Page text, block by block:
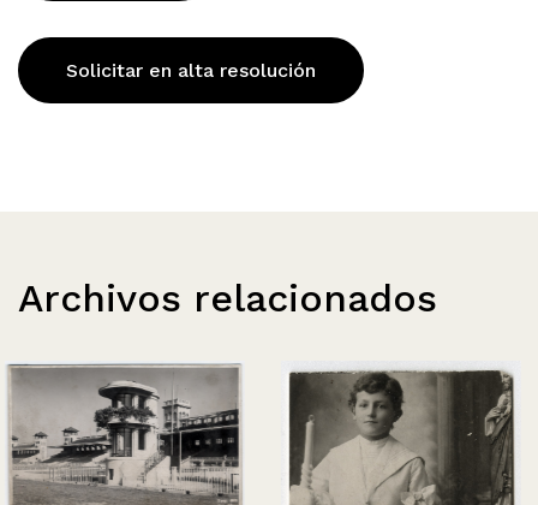
Solicitar en alta resolución
Archivos relacionados